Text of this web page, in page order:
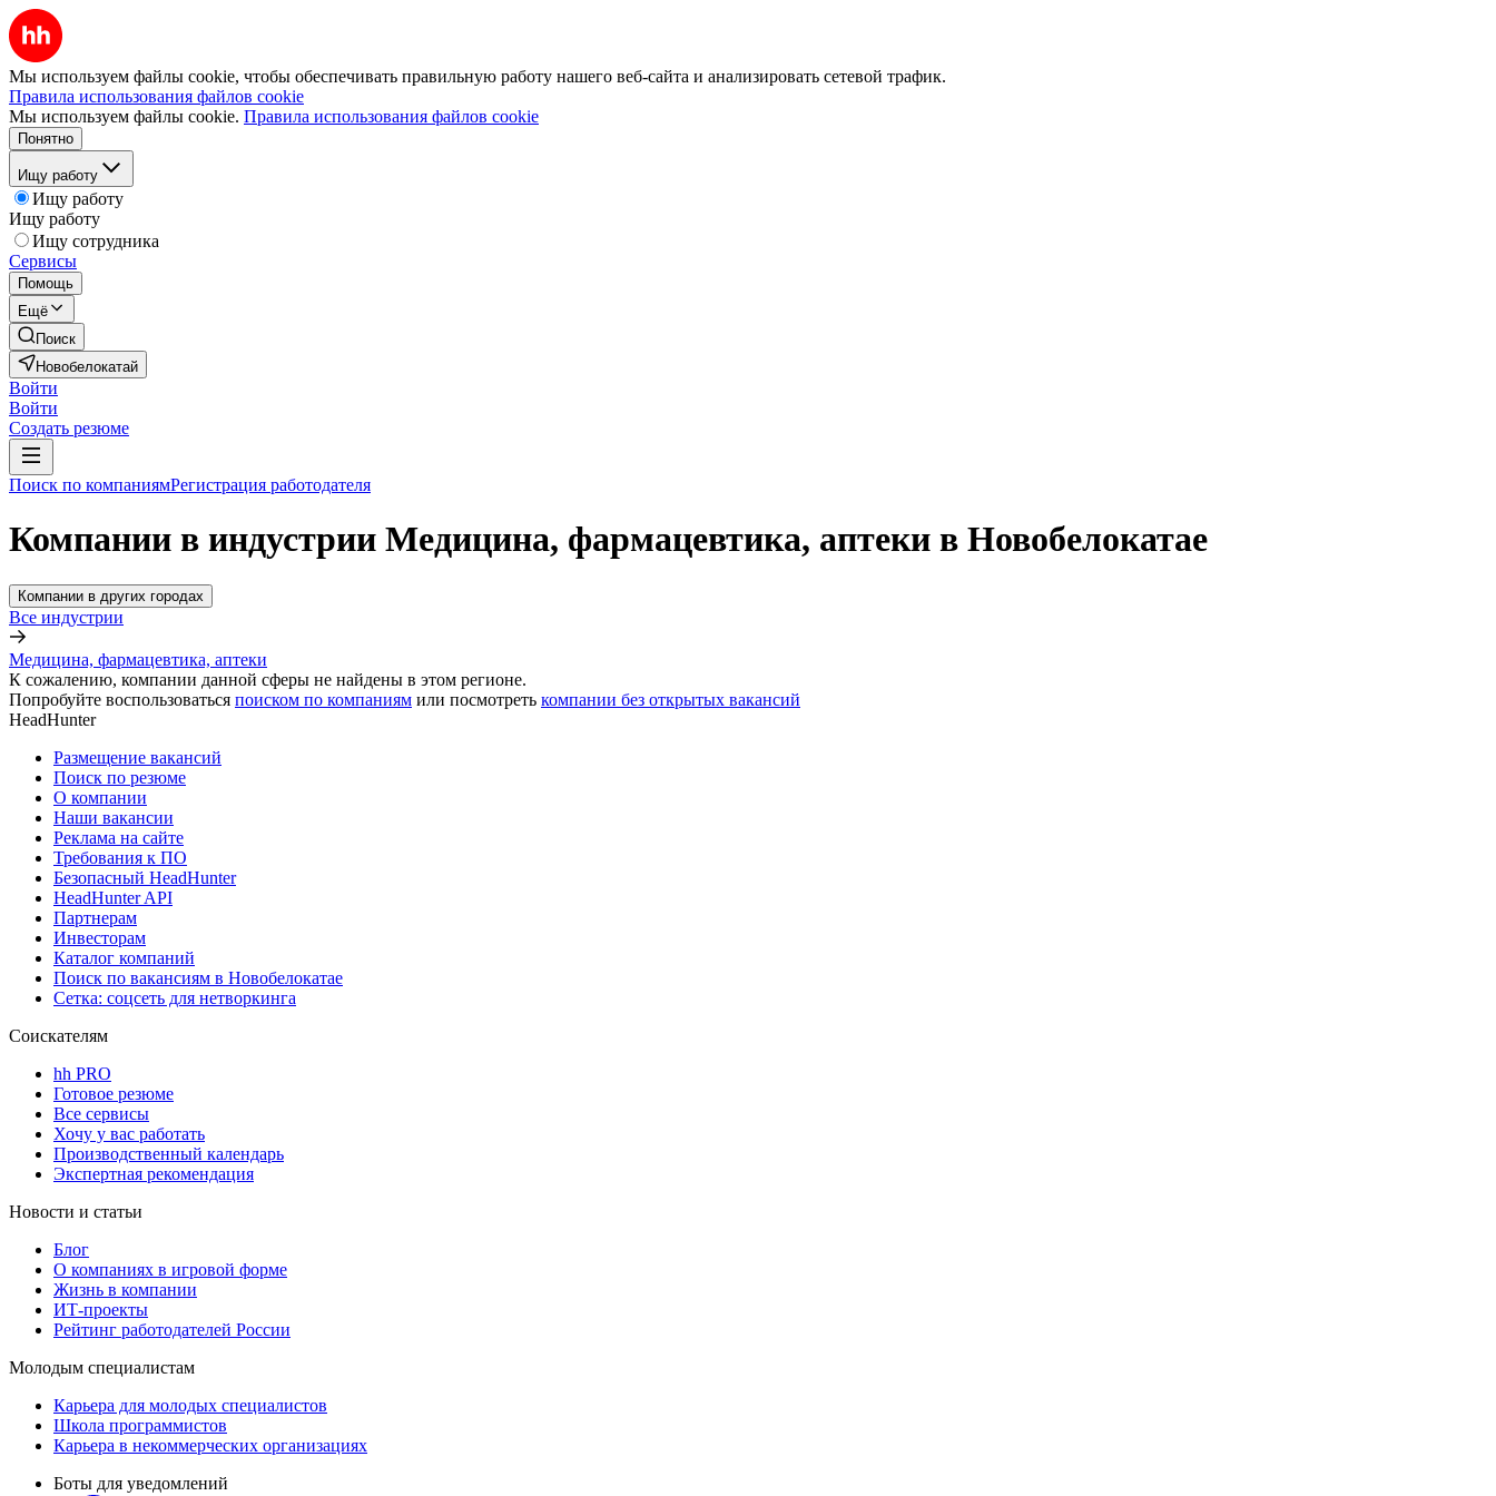
Мы используем файлы cookie, чтобы обеспечивать правильную работу нашего веб-сайта и анализировать сетевой трафик.
Правила использования файлов cookie
Мы используем файлы cookie. Правила использования файлов cookie
Понятно
Ищу работу
Ищу работу
Ищу работу
Ищу сотрудника
Сервисы
Помощь
Ещё
Поиск
Новобелокатай
Войти
Войти
Создать резюме
Поиск по компаниямРегистрация работодателя
Компании в индустрии Медицина, фармацевтика, аптеки в Новобелокатае
Компании в других городах
Все индустрии
Медицина, фармацевтика, аптеки
К сожалению, компании данной сферы не найдены в этом регионе.
Попробуйте воспользоваться поиском по компаниям или посмотреть компании без открытых вакансий
HeadHunter
Размещение вакансий
Поиск по резюме
О компании
Наши вакансии
Реклама на сайте
Требования к ПО
Безопасный HeadHunter
HeadHunter API
Партнерам
Инвесторам
Каталог компаний
Поиск по вакансиям в Новобелокатае
Сетка: соцсеть для нетворкинга
Соискателям
hh PRO
Готовое резюме
Все сервисы
Хочу у вас работать
Производственный календарь
Экспертная рекомендация
Новости и статьи
Блог
О компаниях в игровой форме
Жизнь в компании
ИТ-проекты
Рейтинг работодателей России
Молодым специалистам
Карьера для молодых специалистов
Школа программистов
Карьера в некоммерческих организациях
Боты для уведомлений